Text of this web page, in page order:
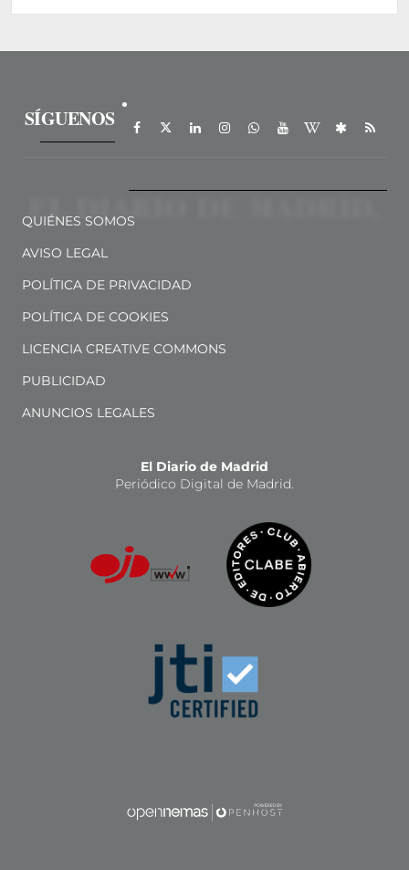
SÍGUENOS
QUIÉNES SOMOS
AVISO LEGAL
POLÍTICA DE PRIVACIDAD
POLÍTICA DE COOKIES
LICENCIA CREATIVE COMMONS
PUBLICIDAD
ANUNCIOS LEGALES
El Diario de Madrid
Periódico Digital de Madrid.